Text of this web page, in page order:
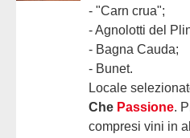
- "Carn crua";
- Agnolotti del
- Bagna Cauda;
- Bunet.
Locale
Che Passione.
compresi vini in